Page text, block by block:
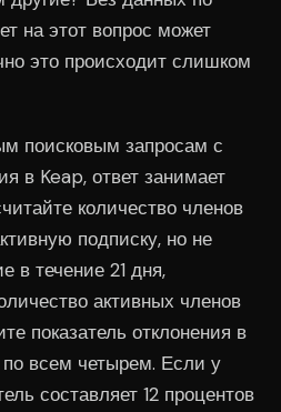
на этот вопрос может
это происходит слишком
поисковым запросам с
в Keap, ответ занимает
количество членов
подписку, но не
в течение 21 дня,
активных членов
показатель отклонения в
всем четырем. Если у
составляет 12 процентов